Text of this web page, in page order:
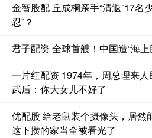
金智股配 丘成桐亲手“清退”17名
忍”？
君子配资 全球首艘！中国造“海
一片红配资 1974年，周总理来
武后：你大女儿不好了
优配股 给老鼠装个摄像头，居然
这下攒的家当全被看光了